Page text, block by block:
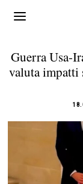
Guerra Usa-
valuta impatti